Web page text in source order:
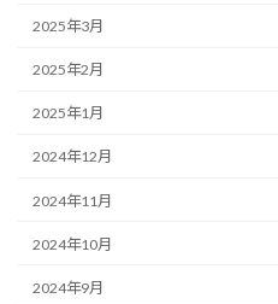
2025年3月
2025年2月
2025年1月
2024年12月
2024年11月
2024年10月
2024年9月